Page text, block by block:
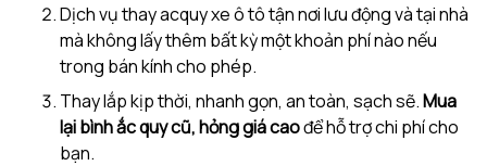
Dịch vụ thay acquy xe ô tô tận nơi lưu động và tại nhà
mà không lấy thêm bất kỳ một khoản phí nào nếu
trong bán kính cho phép.
Thay lắp kịp thời, nhanh gọn, an toàn, sạch sẽ.Mua
lại bình ắc quy cũ, hỏng giá caođể hỗ trợ chi phí cho
bạn.